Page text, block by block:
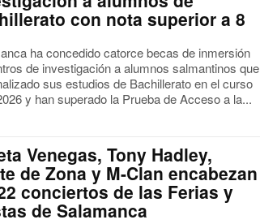
con nota superior a 8
ha concedido catorce becas de inmersión
de investigación a alumnos salmantinos que
sus estudios de Bachillerato en el curso
y han superado la Prueba de Acceso a la...
Venegas, Tony Hadley,
de Zona y M-Clan encabezan
conciertos de las Ferias y
de Salamanca